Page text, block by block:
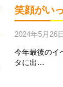
笑顔がい
2024年5月26日
今年最後のイ
タに出…